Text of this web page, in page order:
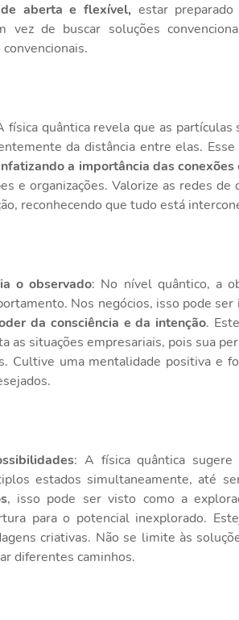
aberta e flexível, estar
vez de buscar soluções
física quântica revela que as partículas
da distância entre elas.
a importância das conexões
e organizações. Valorize as redes de
reconhecendo que tudo está
o observado: No nível quântico, a
Nos negócios, isso pode
da consciência e da intenção.
as situações empresariais, pois sua
Cultive uma mentalidade positiva e
: A física quântica sugere
estados simultaneamente, até
, isso pode ser visto como a
para o potencial inexplorado.
criativas. Não se limite às
diferentes caminhos.